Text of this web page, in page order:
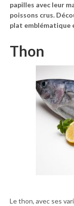
papilles avec leur
poissons crus.
plat emblématique
Thon
Le thon, avec ses